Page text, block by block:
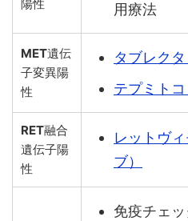
陽性 用療法
MET遺伝
子変異陽
性
タブレクタ
テプミトコ
RET融合
遺伝子陽
性
レットヴ
ブ）
免疫チェ